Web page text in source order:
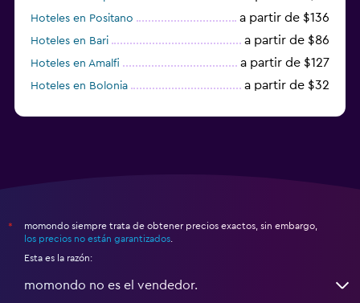
Hoteles en Positano a partir de $136
Hoteles en Bari a partir de $86
Hoteles en Amalfi a partir de $127
Hoteles en Bolonia a partir de $32
*
momondo siempre trata de obtener precios exactos, sin embargo,
los precios no están garantizados
Esta es la razón:
momondo no es el vendedor.